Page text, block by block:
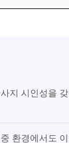
지 시인성을
환경에서도